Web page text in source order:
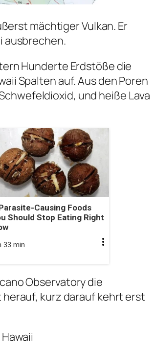
mächtiger Vulkan. Er
ausbrechen.
Hunderte Erdstöße die
Spalten auf. Aus den Poren
und heiße Lava
Causing Foods
Should Stop Eating Right
33 min
Observatory die
kurz darauf kehrt erst